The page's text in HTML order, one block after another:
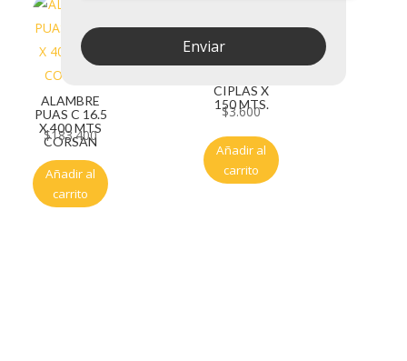
ALAMBRE
PUAS C 16.5
X 400 MTS
CORSAN
$183.400
Añadir al
carrito
CIPLAS X
150 MTS.
$3.600
Añadir al
carrito
Enviar